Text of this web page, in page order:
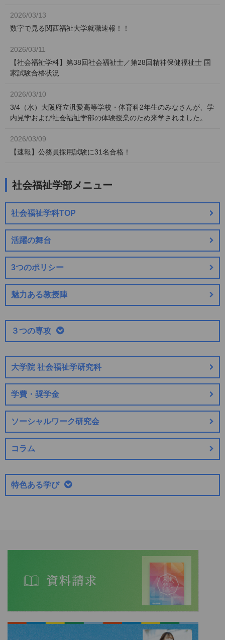
2026/03/13
数字で見る関西福祉大学就職速報！！
2026/03/11
【社会福祉学科】第38回社会福祉士／第28回精神保健福祉士 国
家試験合格状況
2026/03/10
3/4（水）大阪府立汎愛高等学校・体育科2年生のみなさんが、学
内見学および社会福祉学部の体験授業のため来学されました。 ⁡
2026/03/09
【速報】公務員採用試験に31名合格！
社会福祉学部メニュー
社会福祉学科TOP
活躍の舞台
3つのポリシー
魅力ある教授陣
３つの専攻
大学院 社会福祉学研究科
学費・奨学金
ソーシャルワーク研究会
コラム
特色ある学び